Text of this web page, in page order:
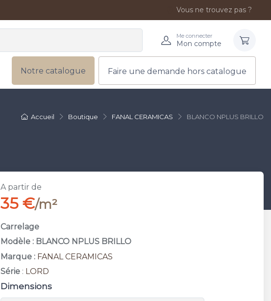
Vous ne trouvez pas ?
Me connecter
Mon compte
Notre catalogue Faire une demande hors catalogue
Accueil Boutique FANAL CERAMICAS BLANCO NPLUS BRILLO
A partir de
35 €/m²
Carrelage
Modèle : BLANCO NPLUS BRILLO
Marque : FANAL CERAMICAS
Série : LORD
Dimensions